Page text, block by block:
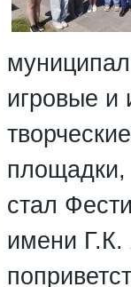
игровые и
площадки,
стал
имени Г.К.